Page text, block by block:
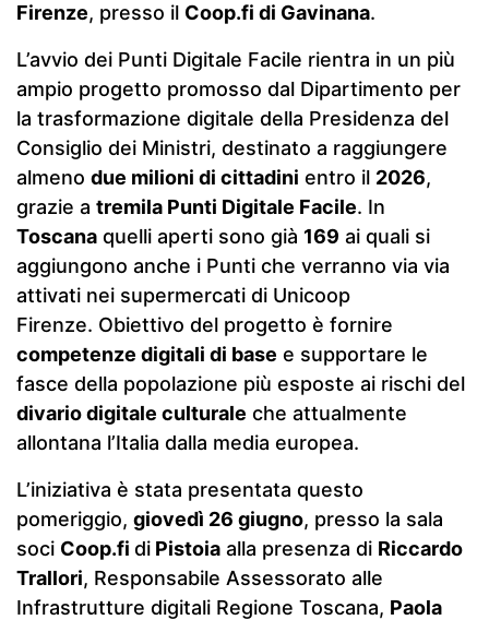
Firenze, presso il Coop.fi di Gavinana.
L’avvio dei Punti Digitale Facile rientra in un più
ampio progetto promosso dal Dipartimento per
la trasformazione digitale della Presidenza del
Consiglio dei Ministri, destinato a raggiungere
almeno due milioni di cittadini entro il 2026,
grazie a tremila Punti Digitale Facile. In
Toscana quelli aperti sono già 169 ai quali si
aggiungono anche i Punti che verranno via via
attivati nei supermercati di Unicoop
Firenze. Obiettivo del progetto è fornire
competenze digitali di base e supportare le
fasce della popolazione più esposte ai rischi del
divario digitale culturale che attualmente
allontana l’Italia dalla media europea.
L’iniziativa è stata presentata questo
pomeriggio, giovedì 26 giugno, presso la sala
soci Coop.fi di Pistoia alla presenza di Riccardo
Trallori, Responsabile Assessorato alle
Infrastrutture digitali Regione Toscana, Paola